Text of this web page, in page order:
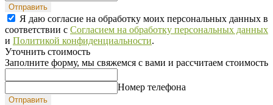
Отправить
Я даю согласие на обработку моих персональных данных в
соответствии с Согласием на обработку персональных данных
и Политикой конфиденциальности.
Уточнить стоимость
Заполните форму, мы свяжемся с вами и рассчитаем стоимость
Номер телефона
Отправить